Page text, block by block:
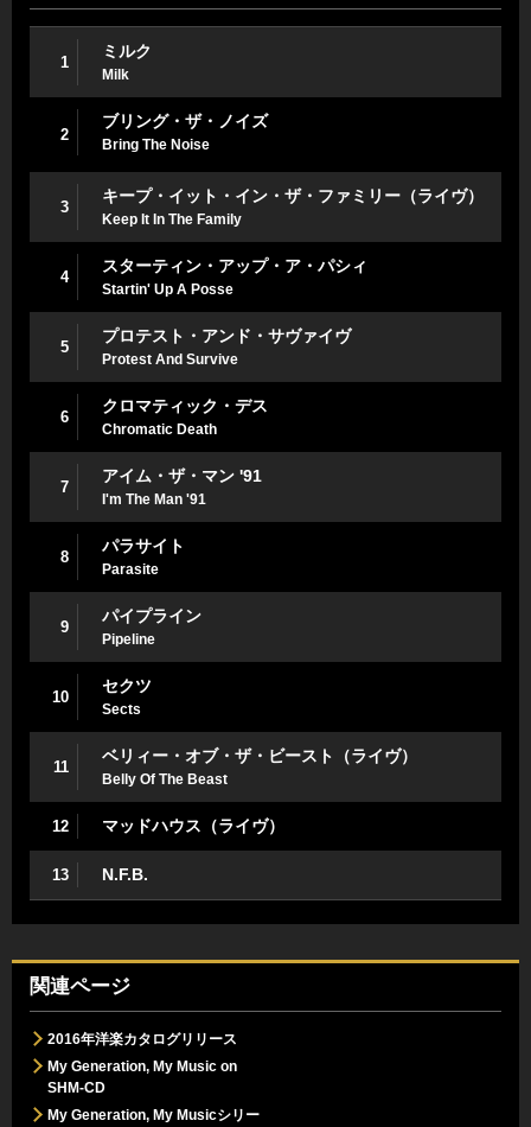
1
ミルク
Milk
2
ブリング・ザ・ノイズ
Bring The Noise
3
キープ・イット・イン・ザ・ファミリー（ライヴ）
Keep It In The Family
4
スターティン・アップ・ア・パシィ
Startin' Up A Posse
5
プロテスト・アンド・サヴァイヴ
Protest And Survive
6
クロマティック・デス
Chromatic Death
7
アイム・ザ・マン '91
I'm The Man '91
8
パラサイト
Parasite
9
パイプライン
Pipeline
10
セクツ
Sects
11
ベリィー・オブ・ザ・ビースト（ライヴ）
Belly Of The Beast
12 マッドハウス（ライヴ）
13 N.F.B.
関連ページ
2016年洋楽カタログリリース
My Generation, My Music on
SHM-CD
My Generation, My Musicシリー